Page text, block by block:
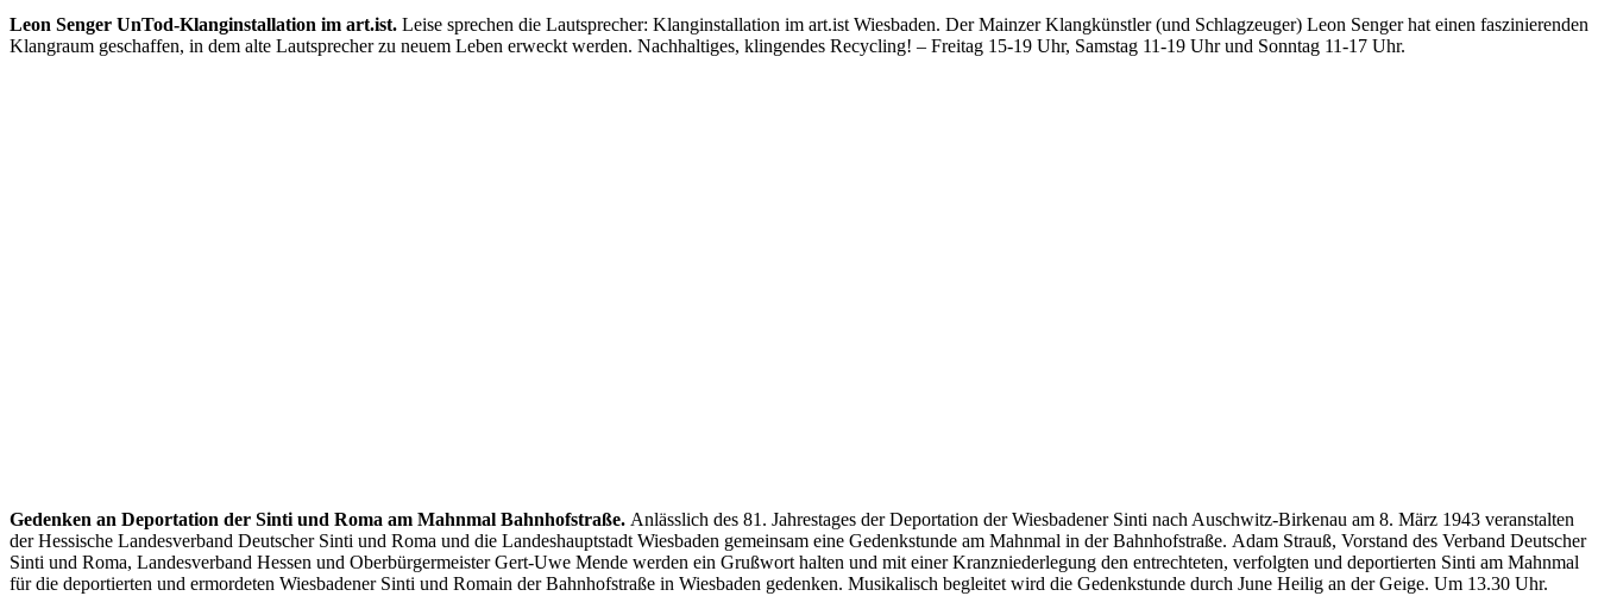
Leon Senger UnTod-Klanginstallation im art.ist. Leise sprechen die Lautsprecher: Klanginstallation im art.ist Wiesbaden. Der Mainzer Klangkünstler (und Schlagzeuger) Leon Senger hat einen faszinierenden
Klangraum geschaffen, in dem alte Lautsprecher zu neuem Leben erweckt werden. Nachhaltiges, klingendes Recycling! – Freitag 15-19 Uhr, Samstag 11-19 Uhr und Sonntag 11-17 Uhr.
Gedenken an Deportation der Sinti und Roma am Mahnmal Bahnhofstraße. Anlässlich des 81. Jahrestages der Deportation der Wiesbadener Sinti nach Auschwitz-Birkenau am 8. März 1943 veranstalten
der Hessische Landesverband Deutscher Sinti und Roma und die Landeshauptstadt Wiesbaden gemeinsam eine Gedenkstunde am Mahnmal in der Bahnhofstraße. Adam Strauß, Vorstand des Verband Deutscher
Sinti und Roma, Landesverband Hessen und Oberbürgermeister Gert-Uwe Mende werden ein Grußwort halten und mit einer Kranzniederlegung den entrechteten, verfolgten und deportierten Sinti am Mahnmal
für die deportierten und ermordeten Wiesbadener Sinti und Romain der Bahnhofstraße in Wiesbaden gedenken. Musikalisch begleitet wird die Gedenkstunde durch June Heilig an der Geige. Um 13.30 Uhr.